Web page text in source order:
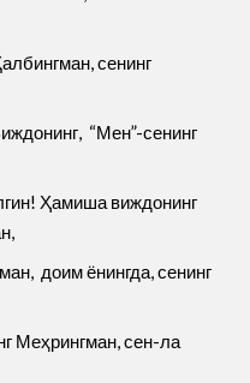
сенинг
“Мен”-сенинг
Ҳамиша виждонинг
доим ёнингда, сенинг
Меҳрингман, сен-ла